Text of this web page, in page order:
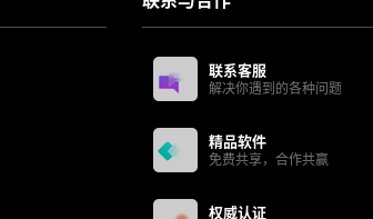
联系客服
解决你遇到的各种问题
精品软件
免费共享，合作共赢
权威认证